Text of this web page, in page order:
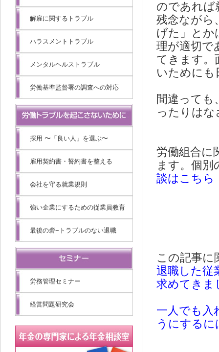
解雇に関するトラブル
ハラスメントトラブル
メンタルヘルストラブル
労働基準監督署の調査への対応
採用 〜「良い人」を選ぶ〜
雇用契約書・誓約書を整える
会社を守る就業規則
強い企業にするための従業員教育
最後の砦−トラブルのない退職
労務管理セミナー
経営問題研究会
のであれば
残念ながら
げた」とか
理が適切で
てきます。
いためにも
間違っても
ったりはな
労働組合に
ます。個別
談はこちら
この記事に
退職した従
求めてきま
一人でも入
うにする